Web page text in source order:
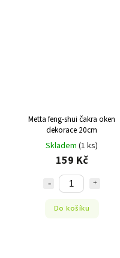
Metta feng-shui čakra oken
dekorace 20cm
Skladem (1 ks)
159 Kč
Do košíku